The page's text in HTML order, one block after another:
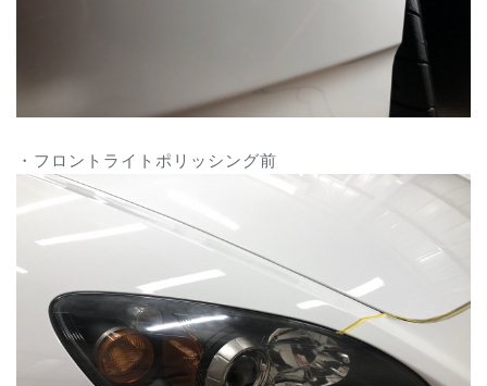
・フロントライトポリッシング前